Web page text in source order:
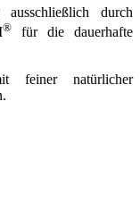
durch
®für die dauerhafte
feiner natürlicher